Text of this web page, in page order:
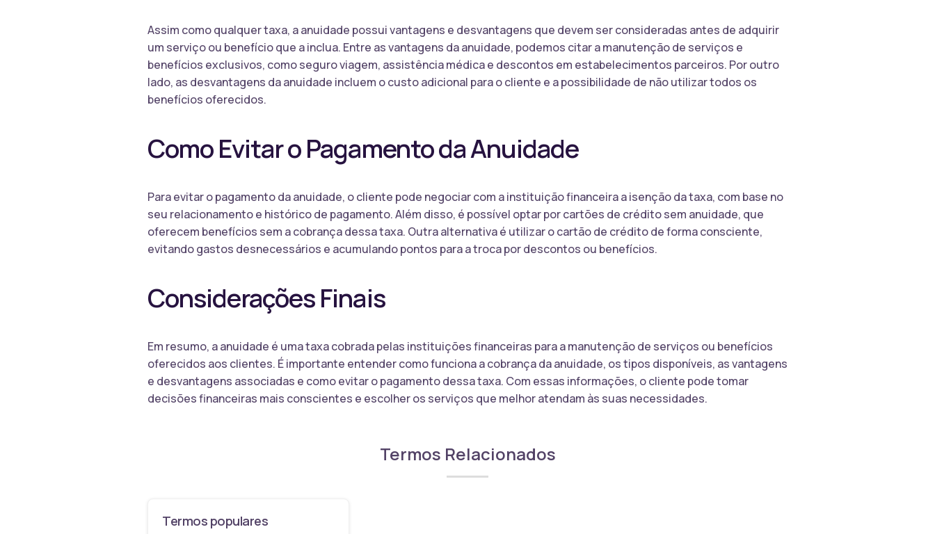
Assim como qualquer taxa, a anuidade possui vantagens e desvantagens que devem ser consideradas antes de adquirir
um serviço ou benefício que a inclua. Entre as vantagens da anuidade, podemos citar a manutenção de serviços e
benefícios exclusivos, como seguro viagem, assistência médica e descontos em estabelecimentos parceiros. Por outro
lado, as desvantagens da anuidade incluem o custo adicional para o cliente e a possibilidade de não utilizar todos os
benefícios oferecidos.
Como Evitar o Pagamento da Anuidade
Para evitar o pagamento da anuidade, o cliente pode negociar com a instituição financeira a isenção da taxa, com base no
seu relacionamento e histórico de pagamento. Além disso, é possível optar por cartões de crédito sem anuidade, que
oferecem benefícios sem a cobrança dessa taxa. Outra alternativa é utilizar o cartão de crédito de forma consciente,
evitando gastos desnecessários e acumulando pontos para a troca por descontos ou benefícios.
Considerações Finais
Em resumo, a anuidade é uma taxa cobrada pelas instituições financeiras para a manutenção de serviços ou benefícios
oferecidos aos clientes. É importante entender como funciona a cobrança da anuidade, os tipos disponíveis, as vantagens
e desvantagens associadas e como evitar o pagamento dessa taxa. Com essas informações, o cliente pode tomar
decisões financeiras mais conscientes e escolher os serviços que melhor atendam às suas necessidades.
Termos Relacionados
Termos populares